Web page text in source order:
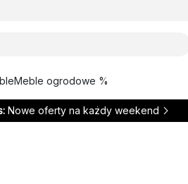
Meble ogrodowe %
Nowe oferty na każdy weekend